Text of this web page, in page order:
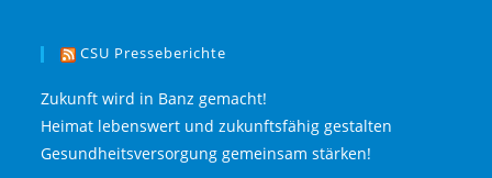
CSU Presseberichte
Zukunft wird in Banz gemacht!
Heimat lebenswert und zukunftsfähig gestalten
Gesundheitsversorgung gemeinsam stärken!